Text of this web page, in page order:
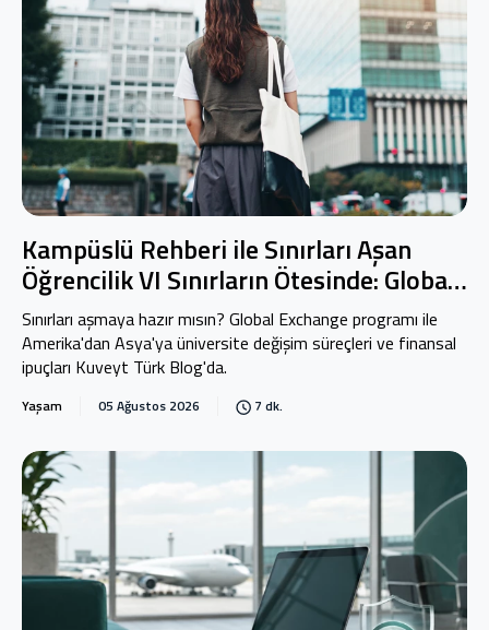
Kampüslü Rehberi ile Sınırları Aşan
Öğrencilik VI Sınırların Ötesinde: Global
Exchange
Sınırları aşmaya hazır mısın? Global Exchange programı ile
Amerika'dan Asya'ya üniversite değişim süreçleri ve finansal
ipuçları Kuveyt Türk Blog'da.
Yaşam 05 Ağustos 2026 7 dk.